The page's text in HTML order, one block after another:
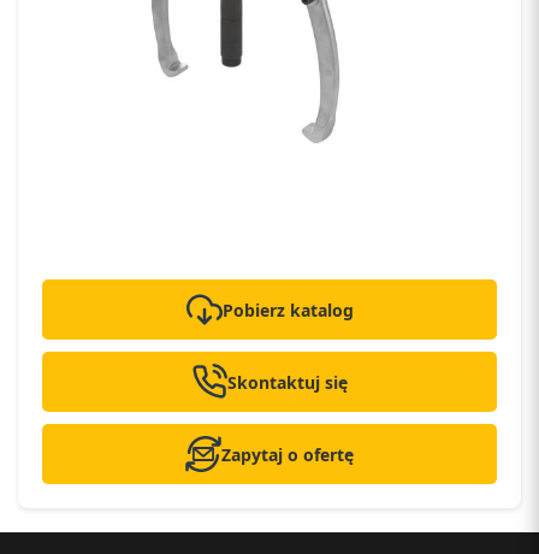
Pobierz katalog
Skontaktuj się
Zapytaj o ofertę